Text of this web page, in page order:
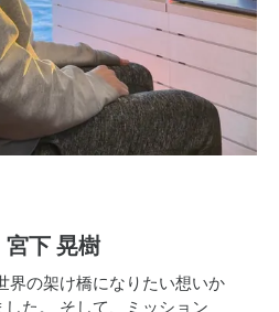
下 晃樹
界の架け橋になりたい想いか
た。 そして、ミッション